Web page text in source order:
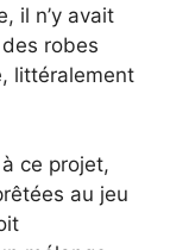
il n’y avait
robes
littéralement
ce projet,
au jeu